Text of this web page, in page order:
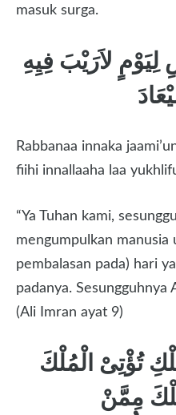
masuk surga.
لِيَوْمٍ لاَرَيْبَ فِيِهِ
Rabbanaa innaka
fiihi innallaaha laa
“Ya Tuhan kami,
mengumpulkan manusia
pembalasan pada) hari
padanya. Sesungguhnya
(Ali Imran ayat 9)
تُؤْتِىْ الْمُلْكَ
مِمَّنْ